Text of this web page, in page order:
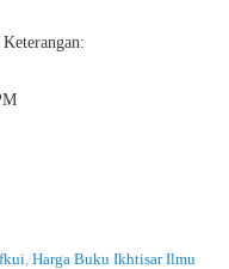
Keterangan:
Harga Buku Ikhtisar Ilmu